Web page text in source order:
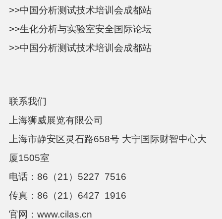
>>中国分析测试技术培训会成都站
>>生化分析与实验室安全国际论坛
>>中国分析测试技术培训会成都站
联系我们
上海狮威展览有限公司
上海市静安区灵石路658号 大宁国际财智中心大
厦1505室
电话：86（21）5227 7516
传真：86（21）6427 1916
官网：www.cilas.cn